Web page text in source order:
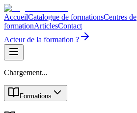
AccueilCatalogue de formationsCentres de
formationArticlesContact
Acteur de la formation ?
Chargement...
Formations